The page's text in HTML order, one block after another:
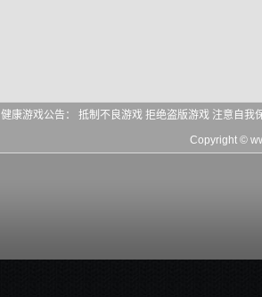
健康游戏公告： 抵制不良游戏 拒绝盗版游戏 注意自
Copyright ©